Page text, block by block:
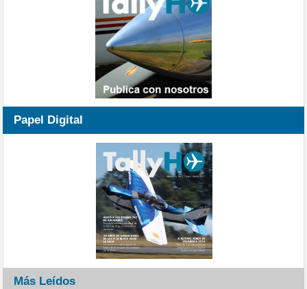
Papel Digital
Más Leídos